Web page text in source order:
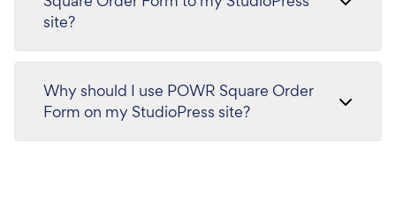
site?
Why should I use POWR Square Order
Form on my StudioPress site?